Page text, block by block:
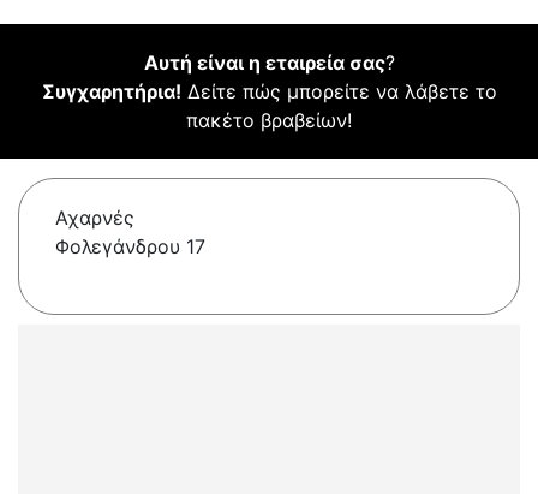
Αυτή είναι η εταιρεία σας?
Συγχαρητήρια! Δείτε πώς μπορείτε να λάβετε το
πακέτο βραβείων!
Αχαρνές
Φολεγάνδρου 17